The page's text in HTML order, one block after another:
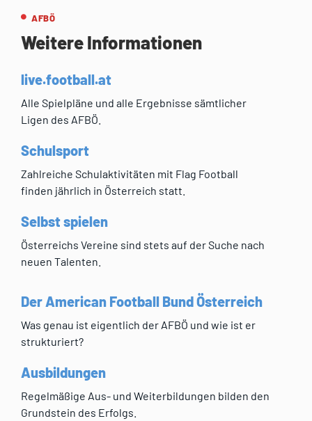
AFBÖ
Weitere Informationen
live.football.at
Alle Spielpläne und alle Ergebnisse sämtlicher
Ligen des AFBÖ.
Schulsport
Zahlreiche Schulaktivitäten mit Flag Football
finden jährlich in Österreich statt.
Selbst spielen
Österreichs Vereine sind stets auf der Suche nach
neuen Talenten.
Der American Football Bund Österreich
Was genau ist eigentlich der AFBÖ und wie ist er
strukturiert?
Ausbildungen
Regelmäßige Aus- und Weiterbildungen bilden den
Grundstein des Erfolgs.